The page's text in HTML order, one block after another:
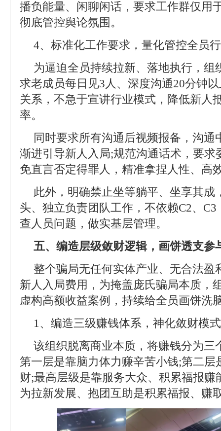
播负能量、闲聊闲话，要求工作群仅用
彻底管控舆论氛围。
4、标准化工作要求，量化管控全员
为逼迫全员持续拉新、落地执行，组
求老成员每日见3人、深度沟通20分钟
关系，不急于宣讲行业模式，降低新人
率。
同时要求所有沟通后视频报备，沟通
渐进引导新人入局;规范沟通话术，要求
免直言否定得罪人，精准拿捏人性、高
此外，明确禁止坐等躺平、坐享其成
头、独立负责团队工作，不依赖C2、
查人员问题，做实基层管理。
五、编造层级敛财逻辑，画饼透支参
整个骗局无任何实体产业、无合法盈
新人入局费用，为掩盖庞氏骗局本质，
虚构高额收益案例，持续给全员画饼洗
1、编造三级赚钱体系，神化敛财模式
该组织脱离商业本质，将赚钱分为三
第一层是靠脑力体力赚辛苦小钱;第二层
财;最高层级是靠服务大众、积累福报
为拉新发展、抱团互助是积累福报、赚